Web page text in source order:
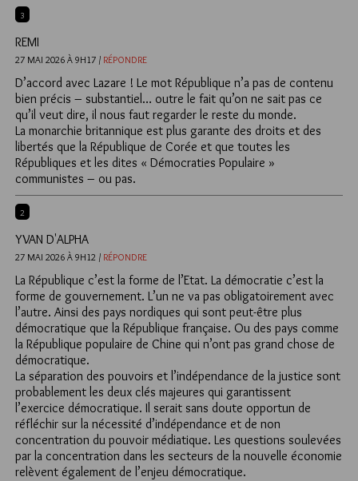
3
REMI
27 MAI 2026 À 9H17 / RÉPONDRE
D’accord avec Lazare ! Le mot République n’a pas de contenu
bien précis – substantiel… outre le fait qu’on ne sait pas ce
qu’il veut dire, il nous faut regarder le reste du monde.
La monarchie britannique est plus garante des droits et des
libertés que la République de Corée et que toutes les
Républiques et les dites « Démocraties Populaire »
communistes – ou pas.
2
YVAN D'ALPHA
27 MAI 2026 À 9H12 / RÉPONDRE
La République c’est la forme de l’Etat. La démocratie c’est la
forme de gouvernement. L’un ne va pas obligatoirement avec
l’autre. Ainsi des pays nordiques qui sont peut-être plus
démocratique que la République française. Ou des pays comme
la République populaire de Chine qui n’ont pas grand chose de
démocratique.
La séparation des pouvoirs et l’indépendance de la justice sont
probablement les deux clés majeures qui garantissent
l’exercice démocratique. Il serait sans doute opportun de
réfléchir sur la nécessité d’indépendance et de non
concentration du pouvoir médiatique. Les questions soulevées
par la concentration dans les secteurs de la nouvelle économie
relèvent également de l’enjeu démocratique.